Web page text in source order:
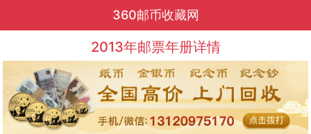
360邮币收藏网
2013年邮票年册详情